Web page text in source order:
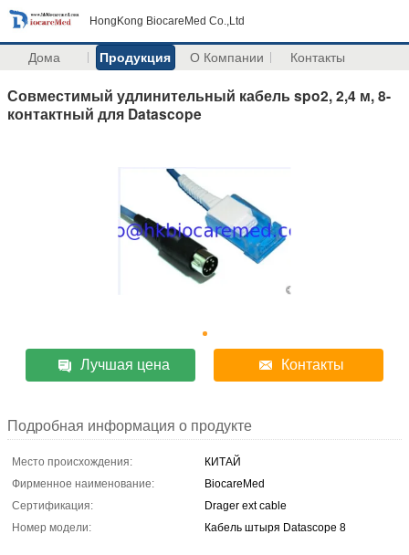
HongKong BiocareMed Co.,Ltd
Дома Продукция О Компании Контакты
Совместимый удлинительный кабель spo2, 2,4 м, 8-
контактный для Datascope
Лучшая цена Контакты
Подробная информация о продукте
Место происхождения:
КИТАЙ
Фирменное наименование:
BiocareMed
Сертификация:
Drager ext cable
Номер модели:
Кабель штыря Datascope 8